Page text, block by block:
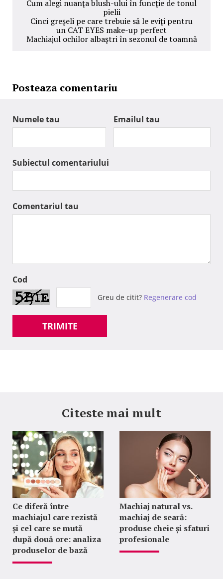
Cum alegi nuanţa blush-ului în funcţie de tonul
pielii
Cinci greşeli pe care trebuie să le eviţi pentru
un CAT EYES make-up perfect
Machiajul ochilor albaştri în sezonul de toamnă
Posteaza comentariu
Numele tau Emailul tau
Subiectul comentariului
Comentariul tau
Cod
Greu de citit? Regenerare cod
TRIMITE
Citeste mai mult
Ce diferă între
machiajul care rezistă
și cel care se mută
după două ore: analiza
produselor de bază
Machiaj natural vs.
machiaj de seară:
produse cheie și sfaturi
profesionale